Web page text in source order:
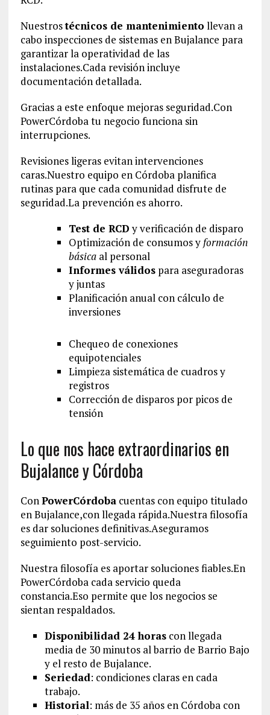
Nuestrostécnicos de mantenimiento llevan a
cabo inspecciones de sistemas en Bujalance para
garantizar la operatividad de las
instalaciones.Cada revisión incluye
documentación detallada.
Gracias a este enfoque mejoras seguridad.Con
PowerCórdoba tu negocio funciona sin
interrupciones.
Revisiones ligeras evitan intervenciones
caras.Nuestro equipo en Córdoba planifica
rutinas para que cada comunidad disfrute de
seguridad.La prevención es ahorro.
Test de RCDy verificación de disparo
Optimización de consumos y formación
básicaal personal
Informes válidospara aseguradoras
y juntas
Planificación anual con cálculo de
inversiones
Chequeo de conexiones
equipotenciales
Limpieza sistemática de cuadros y
registros
Corrección de disparos por picos de
tensión
Lo que nos hace extraordinarios en
Bujalance y Córdoba
Con PowerCórdobacuentas con equipo titulado
en Bujalance,con llegada rápida.Nuestra filosofía
es dar soluciones definitivas.Aseguramos
seguimiento post-servicio.
Nuestra filosofía es aportar soluciones fiables.En
PowerCórdoba cada servicio queda
constancia.Eso permite que los negocios se
sientan respaldados.
Disponibilidad 24 horascon llegada
media de 30 minutos al barrio de Barrio Bajo
y el resto de Bujalance.
Seriedad: condiciones claras en cada
trabajo.
Historial: más de 35 años en Córdoba con